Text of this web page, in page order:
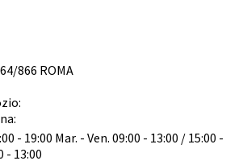
866 ROMA
- 19:00 Mar. - Ven. 09:00 - 13:00 / 15:00 -
- 13:00